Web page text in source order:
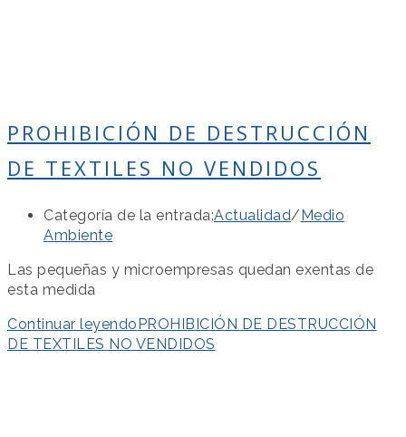
PROHIBICIÓN DE DESTRUCCIÓN
DE TEXTILES NO VENDIDOS
Categoría de la entrada:Actualidad/Medio
Ambiente
Las pequeñas y microempresas quedan exentas de
esta medida
Continuar leyendoPROHIBICIÓN DE DESTRUCCIÓN
DE TEXTILES NO VENDIDOS